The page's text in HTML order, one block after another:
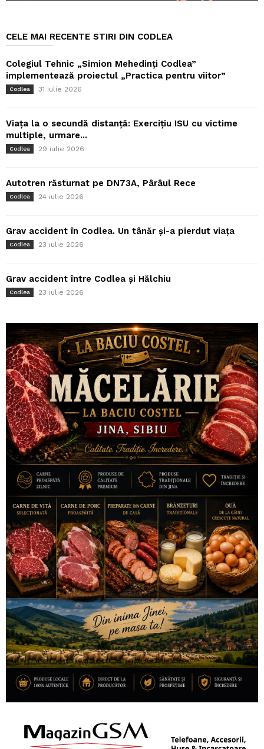
CELE MAI RECENTE STIRI DIN CODLEA
Colegiul Tehnic „Simion Mehedinți Codlea”
implementează proiectul „Practica pentru viitor”
Codlea 31 iulie 2026
Viața la o secundă distanță: Exercițiu ISU cu victime
multiple, urmare...
Codlea 29 iulie 2026
Autotren răsturnat pe DN73A, Pârâul Rece
Codlea 24 iulie 2026
Grav accident în Codlea. Un tânăr și-a pierdut viața
Codlea 23 iulie 2026
Grav accident între Codlea și Hălchiu
Codlea 23 iulie 2026